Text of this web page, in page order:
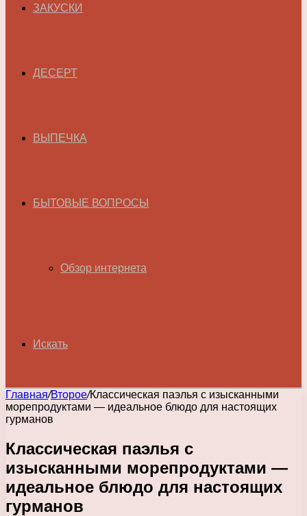
ЗАКУСКИ
ДЕСЕРТ
ВЫПЕЧКА
БЫТОВЫЕ ВОПРОСЫ
Обзор интернета
Искать
Главная/Второе/Классическая паэлья с изысканными
морепродуктами — идеальное блюдо для настоящих
гурманов
Классическая паэлья с
изысканными морепродуктами —
идеальное блюдо для настоящих
гурманов